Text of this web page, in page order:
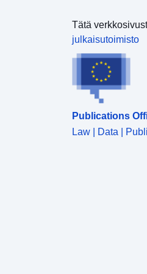
Tätä
julkaisutoimisto
Publications
Law | Data |